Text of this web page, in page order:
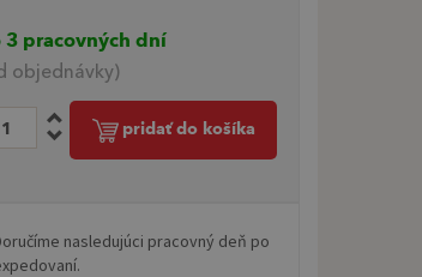
3 pracovných dní
objednávky)
pridať do košíka
nasledujúci pracovný deň po